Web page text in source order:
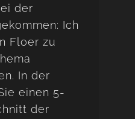
der
Ich
Floer zu
In der
einen 5-
der